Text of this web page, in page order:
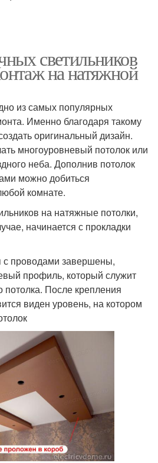
светильников
на натяжной
из самых популярных
Именно благодаря такому
оригинальный дизайн.
многоуровневый потолок или
неба. Дополнив потолок
можно добиться
комнате.
на натяжные потолки,
начинается с прокладки
с проводами завершены,
профиль, который служит
потолка. После крепления
виден уровень, на котором